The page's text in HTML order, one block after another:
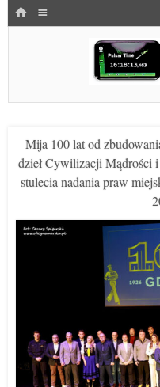
HOME
Pulsarowy.pl
Mija 100 lat od
dzieł Cywilizacji Mądrości
stulecia nadania praw